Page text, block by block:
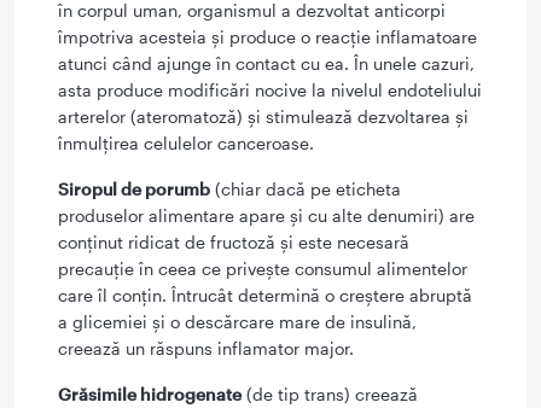
în corpul uman, organismul a dezvoltat anticorpi
împotriva acesteia și produce o reacție inflamatoare
atunci când ajunge în contact cu ea. În unele cazuri,
asta produce modificări nocive la nivelul endoteliului
arterelor (ateromatoză) și stimulează dezvoltarea și
înmulțirea celulelor canceroase.
Siropul de porumb (chiar dacă pe eticheta
produselor alimentare apare și cu alte denumiri) are
conținut ridicat de fructoză și este necesară
precauție în ceea ce privește consumul alimentelor
care îl conțin. Întrucât determină o creștere abruptă
a glicemiei și o descărcare mare de insulină,
creează un răspuns inflamator major.
Grăsimile hidrogenate(de tip trans) creează